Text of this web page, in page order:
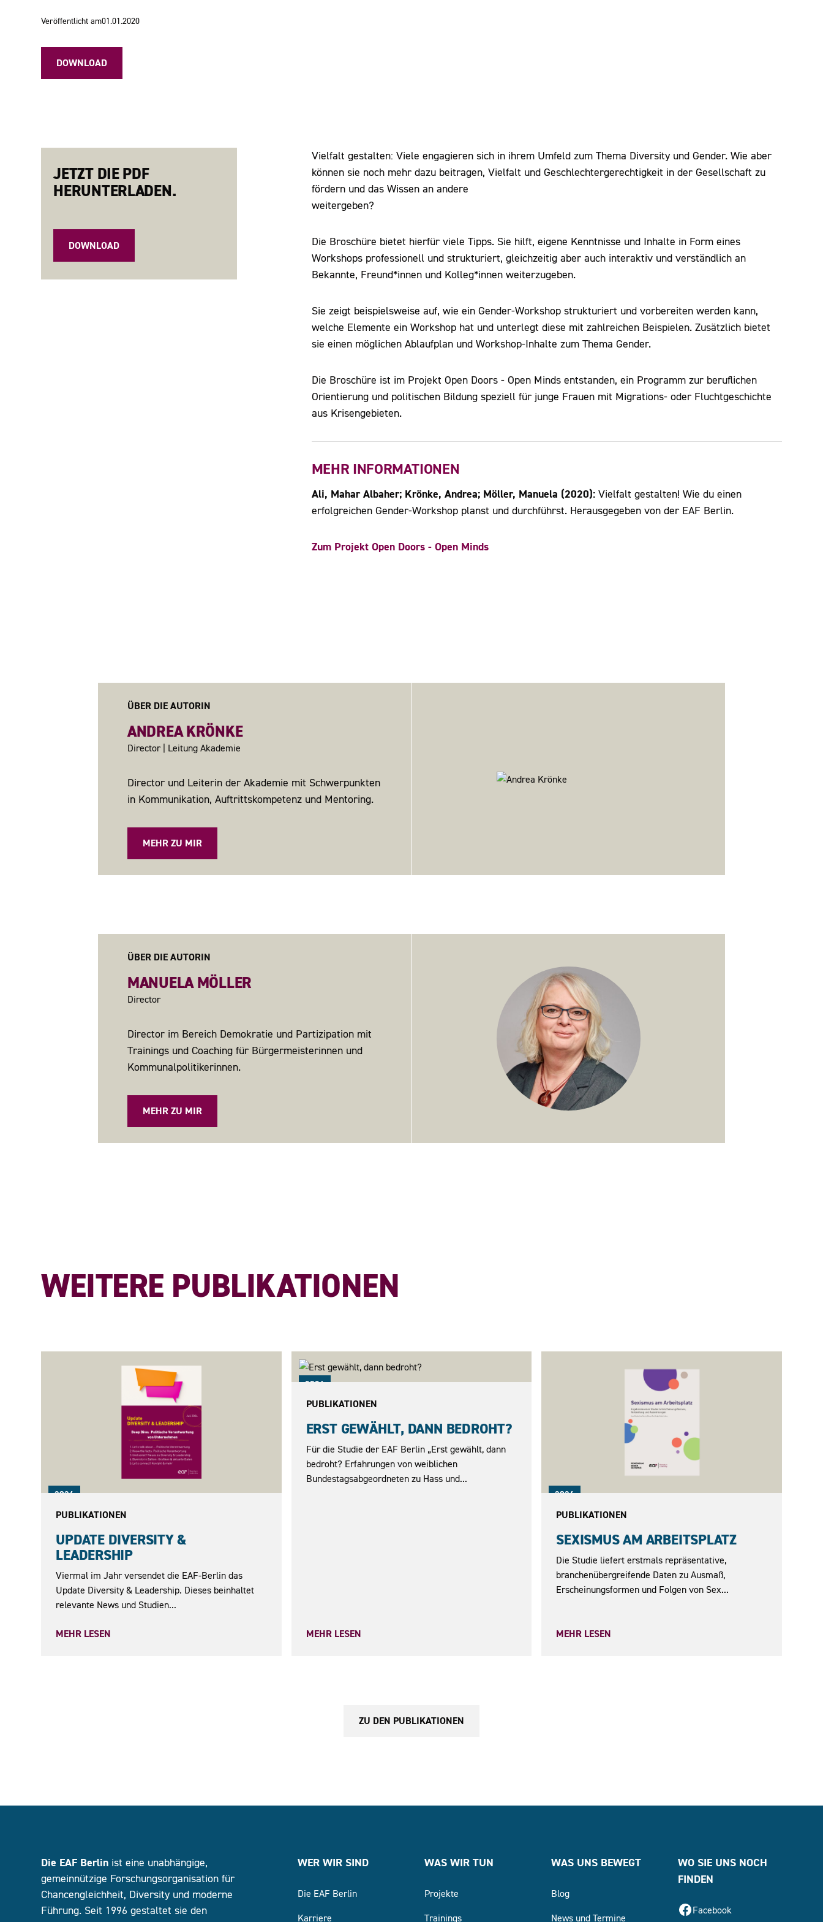
Veröffentlicht am01.01.2020
DOWNLOAD
JETZT DIE PDF
HERUNTERLADEN.
DOWNLOAD
Vielfalt gestalten: Viele engagieren sich in ihrem Umfeld zum Thema Diversity und Gender. Wie aber
können sie noch mehr dazu beitragen, Vielfalt und Geschlechtergerechtigkeit in der Gesellschaft zu
fördern und das Wissen an andere
weitergeben?
Die Broschüre bietet hierfür viele Tipps. Sie hilft, eigene Kenntnisse und Inhalte in Form eines
Workshops professionell und strukturiert, gleichzeitig aber auch interaktiv und verständlich an
Bekannte, Freund*innen und Kolleg*innen weiterzugeben.
Sie zeigt beispielsweise auf, wie ein Gender-Workshop strukturiert und vorbereiten werden kann,
welche Elemente ein Workshop hat und unterlegt diese mit zahlreichen Beispielen. Zusätzlich bietet
sie einen möglichen Ablaufplan und Workshop-Inhalte zum Thema Gender.
Die Broschüre ist im Projekt Open Doors - Open Minds entstanden, ein Programm zur beruflichen
Orientierung und politischen Bildung speziell für junge Frauen mit Migrations- oder Fluchtgeschichte
aus Krisengebieten.
MEHR INFORMATIONEN
Ali, Mahar Albaher; Krönke, Andrea; Möller, Manuela (2020): Vielfalt gestalten! Wie du einen
erfolgreichen Gender-Workshop planst und durchführst. Herausgegeben von der EAF Berlin.
Zum Projekt Open Doors - Open Minds
ÜBER DIE AUTORIN
ANDREA KRÖNKE
Director | Leitung Akademie
Director und Leiterin der Akademie mit Schwerpunkten
in Kommunikation, Auftrittskompetenz und Mentoring.
MEHR ZU MIR
ÜBER DIE AUTORIN
MANUELA MÖLLER
Director
Director im Bereich Demokratie und Partizipation mit
Trainings und Coaching für Bürgermeisterinnen und
Kommunalpolitikerinnen.
MEHR ZU MIR
WEITERE PUBLIKATIONEN
2026
PUBLIKATIONEN
UPDATE DIVERSITY &
LEADERSHIP
Viermal im Jahr versendet die EAF-Berlin das
Update Diversity & Leadership. Dieses beinhaltet
relevante News und Studien...
MEHR LESEN
2026
PUBLIKATIONEN
ERST GEWÄHLT, DANN BEDROHT?
Für die Studie der EAF Berlin „Erst gewählt, dann
bedroht? Erfahrungen von weiblichen
Bundestagsabgeordneten zu Hass und...
MEHR LESEN
2026
PUBLIKATIONEN
SEXISMUS AM ARBEITSPLATZ
Die Studie liefert erstmals repräsentative,
branchenübergreifende Daten zu Ausmaß,
Erscheinungsformen und Folgen von Sex...
MEHR LESEN
ZU DEN PUBLIKATIONEN
Die EAF Berlin ist eine unabhängige,
gemeinnützige Forschungsorganisation für
Chancengleichheit, Diversity und moderne
Führung. Seit 1996 gestaltet sie den
WER WIR SIND
Die EAF Berlin
Karriere
WAS WIR TUN
Projekte
Trainings
WAS UNS BEWEGT
Blog
News und Termine
WO SIE UNS NOCH
FINDEN
Facebook